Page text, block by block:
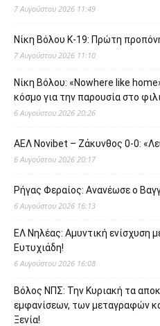
7 Αυγούστου 2026 11:49
Νίκη Βόλου Κ-19: Πρώτη
7 Αυγούστου 2026 11:10
Νίκη Βόλου: «Nowhere like
κόσμο για την παρουσία στο
6 Αυγούστου 2026 20:26
ΑΕΛ Novibet – Ζάκυνθος 0-0:
6 Αυγούστου 2026 20:17
Ρήγας Φεραίος: Ανανέωσε ο
6 Αυγούστου 2026 16:13
ΕΛ Νηλέας: Αμυντική ενίσχυση
Ευτυχιάδη!
6 Αυγούστου 2026 16:08
Βόλος ΝΠΣ: Την Κυριακή τα
εμφανίσεων, των μεταγραφών
Ξενία!